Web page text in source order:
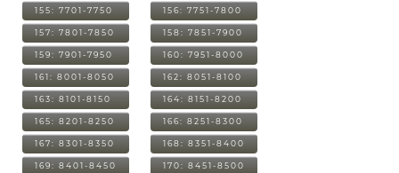
155: 7701-7750 156: 7751-7800
157: 7801-7850 158: 7851-7900
159: 7901-7950 160: 7951-8000
161: 8001-8050 162: 8051-8100
163: 8101-8150 164: 8151-8200
165: 8201-8250 166: 8251-8300
167: 8301-8350 168: 8351-8400
169: 8401-8450 170: 8451-8500